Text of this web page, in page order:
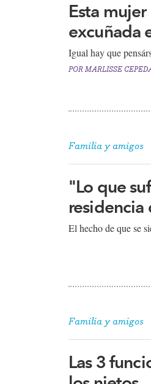
Esta
excuñada
Igual hay que
POR MARLISSE
Familia y amigos
"Lo que
residencia
El hecho de que se
Familia y amigos
Las 3